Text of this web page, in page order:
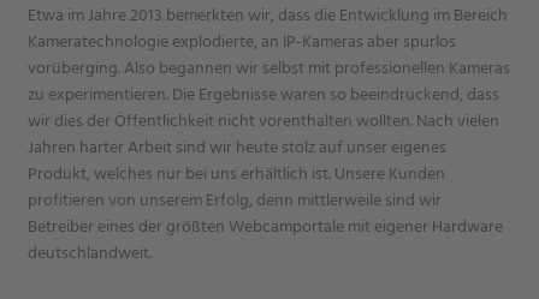
Etwa im Jahre 2013 bemerkten wir, dass die Entwicklung im Bereich
Kameratechnologie explodierte, an IP-Kameras aber spurlos
vorüberging. Also begannen wir selbst mit professionellen Kameras
zu experimentieren. Die Ergebnisse waren so beeindruckend, dass
wir dies der Öffentlichkeit nicht vorenthalten wollten. Nach vielen
Jahren harter Arbeit sind wir heute stolz auf unser eigenes
Produkt, welches nur bei uns erhältlich ist. Unsere Kunden
profitieren von unserem Erfolg, denn mittlerweile sind wir
Betreiber eines der größten Webcamportale mit eigener Hardware
deutschlandweit.